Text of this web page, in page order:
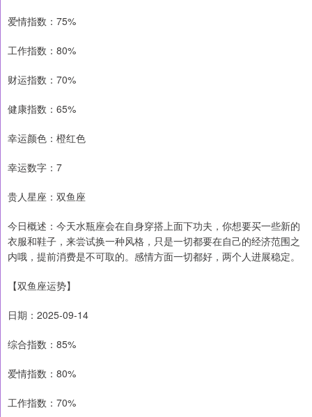
爱情指数：75%
工作指数：80%
财运指数：70%
健康指数：65%
幸运颜色：橙红色
幸运数字：7
贵人星座：双鱼座
今日概述：今天水瓶座会在自身穿搭上面下功夫，你想要买一些新的
衣服和鞋子，来尝试换一种风格，只是一切都要在自己的经济范围之
内哦，提前消费是不可取的。感情方面一切都好，两个人进展稳定。
【双鱼座运势】
日期：2025-09-14
综合指数：85%
爱情指数：80%
工作指数：70%